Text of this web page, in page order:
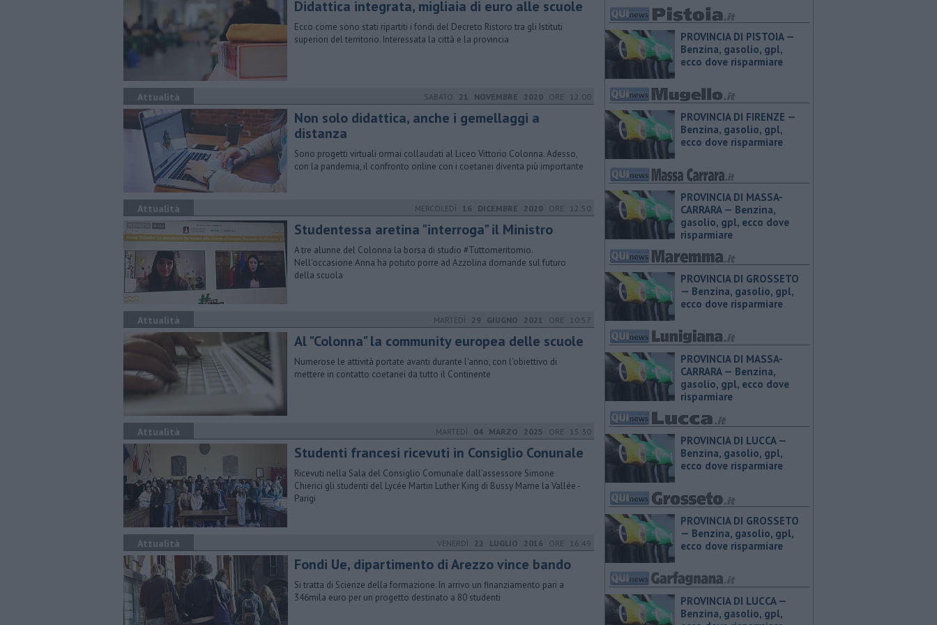
Didattica integrata, migliaia di euro alle scuole
Ecco come sono stati ripartiti i fondi del Decreto Ristoro tra gli Istituti
superiori del territorio. Interessata la città e la provincia
Attualità SABATO 21 NOVEMBRE 2020 ORE 12:00
Non solo didattica, anche i gemellaggi a
distanza
Sono progetti virtuali ormai collaudati al Liceo Vittorio Colonna. Adesso,
con la pandemia, il confronto online con i coetanei diventa più importante
Attualità MERCOLEDÌ 16 DICEMBRE 2020 ORE 12:50
Studentessa aretina "interroga" il Ministro
A tre alunne del Colonna la borsa di studio #Tuttomeritomio.
Nell'occasione Anna ha potuto porre ad Azzolina domande sul futuro
della scuola
Attualità MARTEDÌ 29 GIUGNO 2021 ORE 10:57
Al "Colonna" la community europea delle scuole
Numerose le attività portate avanti durante l'anno, con l'obiettivo di
mettere in contatto coetanei da tutto il Continente
Attualità MARTEDÌ 04 MARZO 2025 ORE 15:30
Studenti francesi ricevuti in Consiglio Conunale
Ricevuti nella Sala del Consiglio Comunale dall’assessore Simone
Chierici gli studenti del Lycée Martin Luther King di Bussy Marne la Vallée -
Parigi
Attualità VENERDÌ 22 LUGLIO 2016 ORE 16:49
Fondi Ue, dipartimento di Arezzo vince bando
Si tratta di Scienze della formazione. In arrivo un finanziamento pari a
346mila euro per un progetto destinato a 80 studenti
PROVINCIA DI PISTOIA — ​
Benzina, gasolio, gpl,
ecco dove risparmiare
PROVINCIA DI FIRENZE — ​
Benzina, gasolio, gpl,
ecco dove risparmiare
PROVINCIA DI MASSA-
CARRARA — ​Benzina,
gasolio, gpl, ecco dove
risparmiare
PROVINCIA DI GROSSETO
— ​Benzina, gasolio, gpl,
ecco dove risparmiare
PROVINCIA DI MASSA-
CARRARA — ​Benzina,
gasolio, gpl, ecco dove
risparmiare
PROVINCIA DI LUCCA — ​
Benzina, gasolio, gpl,
ecco dove risparmiare
PROVINCIA DI GROSSETO
— ​Benzina, gasolio, gpl,
ecco dove risparmiare
PROVINCIA DI LUCCA — ​
Benzina, gasolio, gpl,